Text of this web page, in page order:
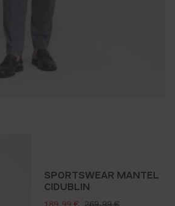
SPORTSWEAR MANTEL
CIDUBLIN
verkaufspreis: